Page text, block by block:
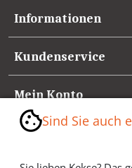
Informationen
Kundenservice
Mein Konto
Referenzen
Sind Sie auch